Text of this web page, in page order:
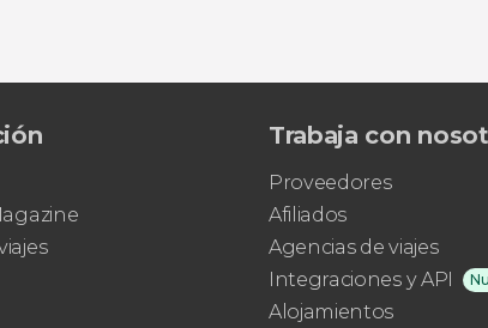
Trabaja con
Proveedores
Afiliados
Agencias de viajes
Integraciones y API
Alojamientos